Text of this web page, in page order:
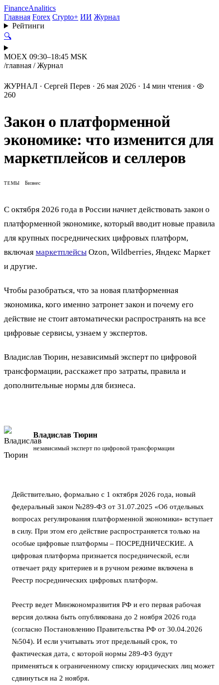
FinanceAnalitics
Главная Forex Crypto+ ИИ Журнал
Рейтинги
🔍
MOEX 09:30–18:45 MSK
/главная / Журнал
ЖУРНАЛ · Сергей Перев · 26 мая 2026 · 14 мин чтения ·
260
Закон о платформенной
экономике: что изменится для
маркетплейсов и селлеров
ТЕМЫ Бизнес
С октября 2026 года в России начнет действовать закон о
платформенной экономике, который вводит новые правила
для крупных посреднических цифровых платформ,
включая маркетплейсы Ozon, Wildberries, Яндекс Маркет
и другие.
Чтобы разобраться, что за новая платформенная
экономика, кого именно затронет закон и почему его
действие не стоит автоматически распространять на все
цифровые сервисы, узнаем у экспертов.
Владислав Тюрин, независимый эксперт по цифровой
трансформации, расскажет про затраты, правила и
дополнительные нормы для бизнеса.
Владислав Тюрин
независимый эксперт по цифровой трансформации
Действительно, формально с 1 октября 2026 года, новый
федеральный закон №289-ФЗ от 31.07.2025 «Об отдельных
вопросах регулирования платформенной экономики» вступает
в силу. При этом его действие распространяется только на
особые цифровые платформы – ПОСРЕДНИЧЕСКИЕ. А
цифровая платформа признается посреднической, если
отвечает ряду критериев и в ручном режиме включена в
Реестр посреднических цифровых платформ.
Реестр ведет Минэкономразвития РФ и его первая рабочая
версия должна быть опубликована до 2 ноября 2026 года
(согласно Постановлению Правительства РФ от 30.04.2026
№504). И если учитывать этот предельный срок, то
фактическая дата, с которой нормы 289-ФЗ будут
применяться к ограниченному списку юридических лиц может
сдвинуться на 2 ноября.